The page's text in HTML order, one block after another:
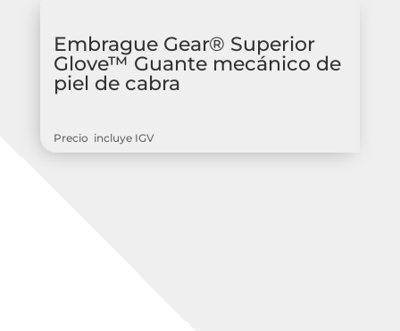
Embrague Gear® Superior
Glove™ Guante mecánico de
piel de cabra
Precio incluye IGV